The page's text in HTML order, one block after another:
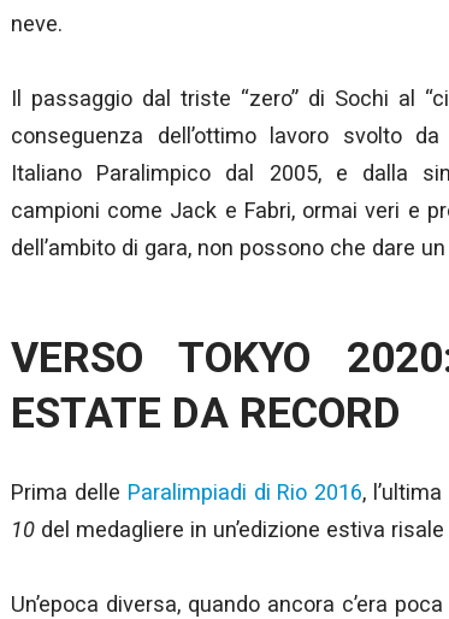
neve.
Il passaggio dal triste “zero” di Sochi al
conseguenza dell’ottimo lavoro svolto da
Italiano Paralimpico dal 2005, e dalla
campioni come Jack e Fabri, ormai veri e
dell’ambito di gara, non possono che dare
VERSO TOKYO
ESTATE DA RECORD
Prima delle Paralimpiadi di Rio 2016,
10 del medagliere in un’edizione estiva
Un’epoca diversa, quando ancora c’era